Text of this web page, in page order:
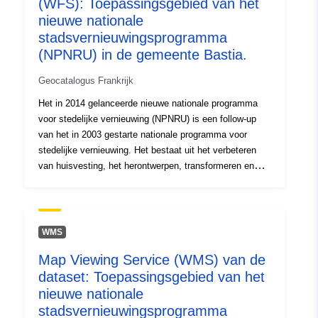
Soort:
Bron:
codelist/ResourceType/services
(WFS): Toepassingsgebied van het
nieuwe nationale
stadsvernieuwingsprogramma
(NPNRU) in de gemeente Bastia.
Geocatalogus Frankrijk
Het in 2014 gelanceerde nieuwe nationale programma
voor stedelijke vernieuwing (NPNRU) is een follow-up
van het in 2003 gestarte nationale programma voor
stedelijke vernieuwing. Het bestaat uit het verbeteren
van huisvesting, het herontwerpen, transformeren en
vertegenwoordigt de omtrek van het district van
regionaal belang gelegen in de gemeente Bastia,
prefiguratieprotocol. Het in 2014 gelanceerde nieuwe
nationale programma voor stedelijke vernieuwing
(NPNRU) is een follow-up van het in 2003 gestarte
nationale programma voor stedelijke vernieuwing. Het
WMS
Map Viewing Service (WMS) van de
dataset: Toepassingsgebied van het
nieuwe nationale
stadsvernieuwingsprogramma